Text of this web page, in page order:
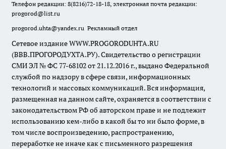
Телефон редакции: 8(8216)72-18-18, электронная почта редакции:
progorod@list.ru
progorod.uhta@yandex.ru Рекламный отдел
Сетевое издание WWW.PROGORODUHTA.RU
(ВВВ.ПРОГОРОДУХТА.РУ). Свидетельство о регистрации
СМИ ЭЛ № ФС 77-68102 от 21.12.2016 г., выдано Федеральной
службой по надзору в сфере связи, информационных
технологий и массовых коммуникаций. Вся информация,
размещенная на данном сайте, охраняется в соответствии с
законодательством РФ об авторском праве и не подлежит
использованию кем-либо в какой бы то ни было форме, в
том числе воспроизведению, распространению,
переработке не иначе как с письменного разрешения